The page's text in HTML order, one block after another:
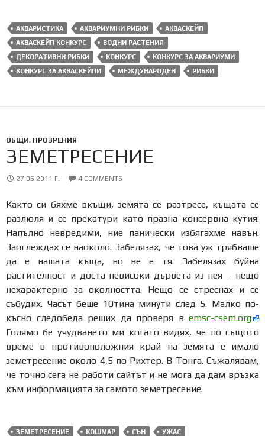
АКВАРИСТИКА АКВАРИУМНИ РИБКИ
АКВАСКЕЙП
АКВАСКЕЙП КОНКУРС
ВОДНИ РАСТЕНИЯ
ДЕКОРАТИВНИ РИБКИ
КОНКУРС
КОНКУРС ЗА АКВАРИУМИ
КОНКУРС ЗА АКВАСКЕЙПИ
МЕЖДУНАРОДЕН РИБКИ
ОБЩИ, ПРОЗРЕНИЯ
ЗЕМЕТРЕСЕНИЕ
27.05.2011 Г. 4 COMMENTS
Както си бяхме вкъщи, земята се разтресе, къщата се
разлюля и се прекатури като празна консервна кутия.
Напълно невредими, ние панически избягахме навън.
Заоглеждах се наоколо. Забелязах, че това уж трябваше
да е нашата къща, но не е тя. Забелязах буйна
растителност и доста невисоки дървета из нея – нещо
нехарактерно за околността. Нещо се стреснах и се
събудих. Часът беше 10тина минути след 5. Малко по-
късно следобеда реших да проверя в emsc-csem.org
Голямо бе учудването ми когато видях, че по същото
време в противоположния край на земята е имало
земетресение около 4,5 по Рихтер. В Тонга. Съжалявам,
че точно сега не работи сайтът и не мога да дам връзка
към информацията за самото земетресение.
ЗЕМЕТРЕСЕНИЕ КОШМАР СЪН УЖАС